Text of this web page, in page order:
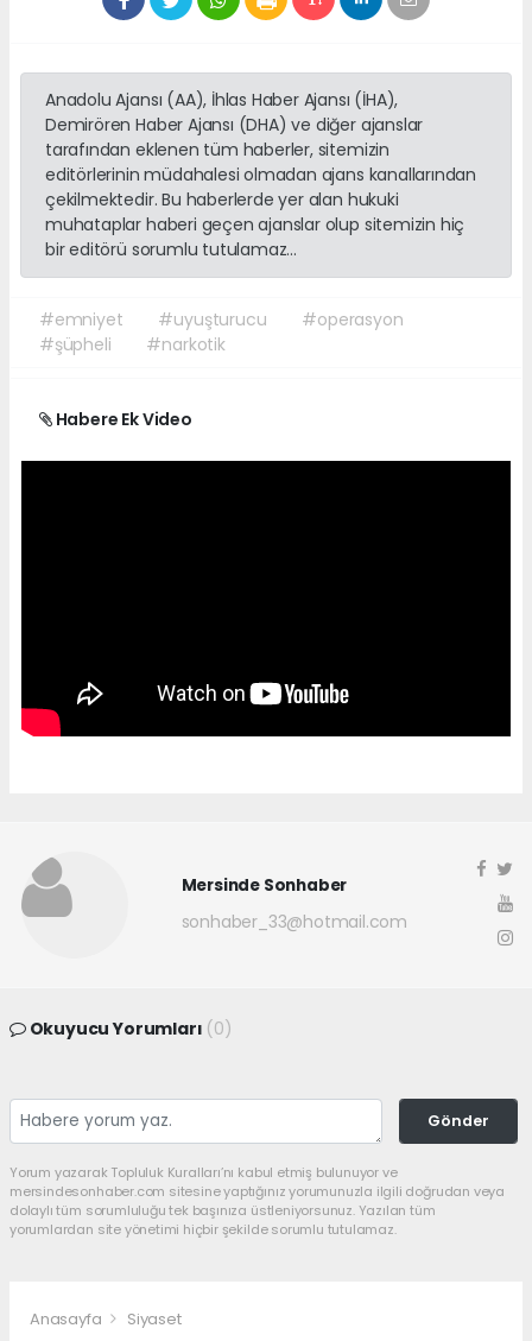
Anadolu Ajansı (AA), İhlas Haber Ajansı (İHA),
Demirören Haber Ajansı (DHA) ve diğer ajanslar
tarafından eklenen tüm haberler, sitemizin
editörlerinin müdahalesi olmadan ajans kanallarından
çekilmektedir. Bu haberlerde yer alan hukuki
muhataplar haberi geçen ajanslar olup sitemizin hiç
bir editörü sorumlu tutulamaz...
#emniyet #uyuşturucu
#operasyon
#şüpheli
#narkotik
Habere Ek Video
Mersinde Sonhaber
sonhaber_33@hotmail.com
Okuyucu Yorumları (0)
Gönder
Yorum yazarak Topluluk Kuralları’nı kabul etmiş bulunuyor ve
mersindesonhaber.com sitesine yaptığınız yorumunuzla ilgili doğrudan veya
dolaylı tüm sorumluluğu tek başınıza üstleniyorsunuz. Yazılan tüm
yorumlardan site yönetimi hiçbir şekilde sorumlu tutulamaz.
Anasayfa Siyaset